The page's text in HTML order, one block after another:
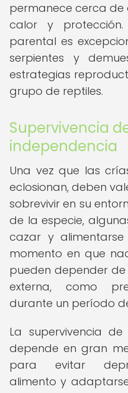
permanece cerca
calor y protección.
parental es
serpientes y
estrategias
grupo de reptiles.
Supervivencia
independencia
Una vez que las
eclosionan, deben
sobrevivir en su
de la especie,
cazar y
momento en que
pueden depender
externa, como
durante un período
La supervivencia
depende en gran
para evitar
alimento y